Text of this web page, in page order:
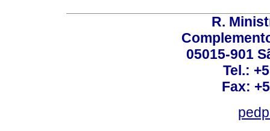
R.
05015-901
Tel.:
Fax: